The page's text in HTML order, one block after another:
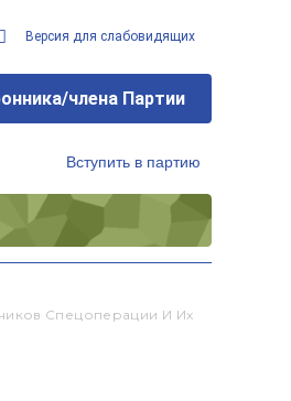
Версия для слабовидящих
члена Партии
Вступить в партию
Спецоперации И Их